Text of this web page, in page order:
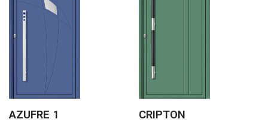
AZUFRE 1 CRIPTON